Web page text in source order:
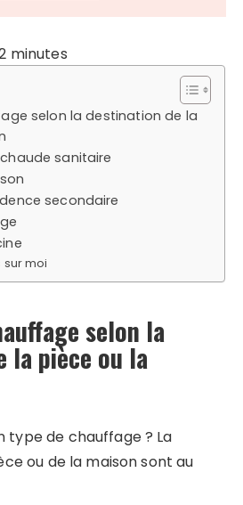
minutes
selon la destination de la
sanitaire
secondaire
moi
selon la
la pièce ou la
type de chauffage ? La
ou de la maison sont au